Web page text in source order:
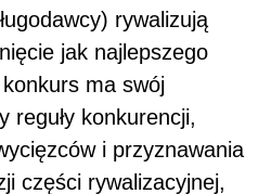
rywalizują
jak najlepszego
ma swój
reguły konkurencji,
i przyznawania
części rywalizacyjnej,